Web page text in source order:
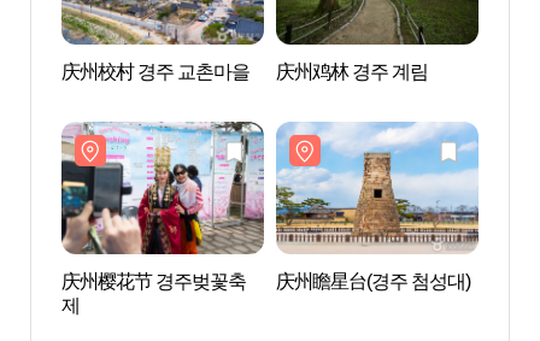
庆州校村 경주 교촌마을 庆州鸡林 경주 계림
庆州樱花节 경주벚꽃축
제
庆州瞻星台(경주 첨성대)